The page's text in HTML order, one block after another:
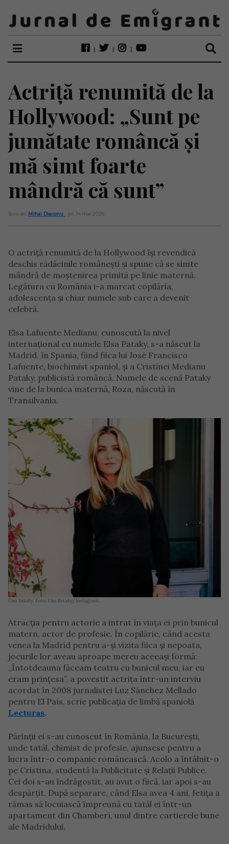
Actriță renumită de la
Hollywood: „Sunt pe
jumătate româncă și
mă simt foarte
mândră că sunt”
Scris de: Mihai Diaconu - joi, 14 mai 2026
O actriță renumită de la Hollywood își revendică
deschis rădăcinile românești și spune că se simte
mândră de moștenirea primită pe linie maternă.
Legătura cu România i-a marcat copilăria,
adolescența și chiar numele sub care a devenit
celebră.
Elsa Lafuente Medianu, cunoscută la nivel
internațional cu numele Elsa Pataky, s-a născut la
Madrid, în Spania, fiind fiica lui José Francisco
Lafuente, biochimist spaniol, și a Cristinei Medianu
Pataky, publicistă româncă. Numele de scenă Pataky
vine de la bunica maternă, Roza, născută în
Transilvania.
Elsa Pataky. Foto: Elsa Pataky/Instagram.
Atracția pentru actorie a intrat în viața ei prin bunicul
matern, actor de profesie. În copilărie, când acesta
venea la Madrid pentru a-și vizita fiica și nepoata,
jocurile lor aveau aproape mereu aceeași formă:
„Întotdeauna făceam teatru cu bunicul meu, iar eu
eram prințesa”, a povestit actrița într-un interviu
acordat în 2008 jurnalistei Luz Sánchez Mellado
pentru El País, scrie publicația de limbă spaniolă
Lecturas.
Părinții ei s-au cunoscut în România, la București,
unde tatăl, chimist de profesie, ajunsese pentru a
lucra într-o companie românească. Acolo a întâlnit-o
pe Cristina, studentă la Publicitate și Relații Publice.
Cei doi s-au îndrăgostit, au avut o fiică, iar apoi s-au
despărțit. După separare, când Elsa avea 4 ani, fetița a
rămas să locuiască împreună cu tatăl ei într-un
apartament din Chamberí, unul dintre cartierele bune
ale Madridului.